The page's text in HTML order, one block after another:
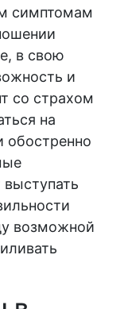
симптомам
в свою
и
со страхом
на
обостренно
возможной